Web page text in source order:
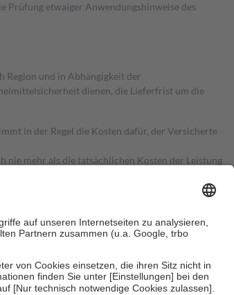
Prüfung etwaiger Anwendungshinweise des
Region und in Abhängigkeit der
dienen, die Lieferfrist um die
in der Regel die Kosten dafür, der Versicherte
nie mehr als die tatsächlichen Kosten der Leistung